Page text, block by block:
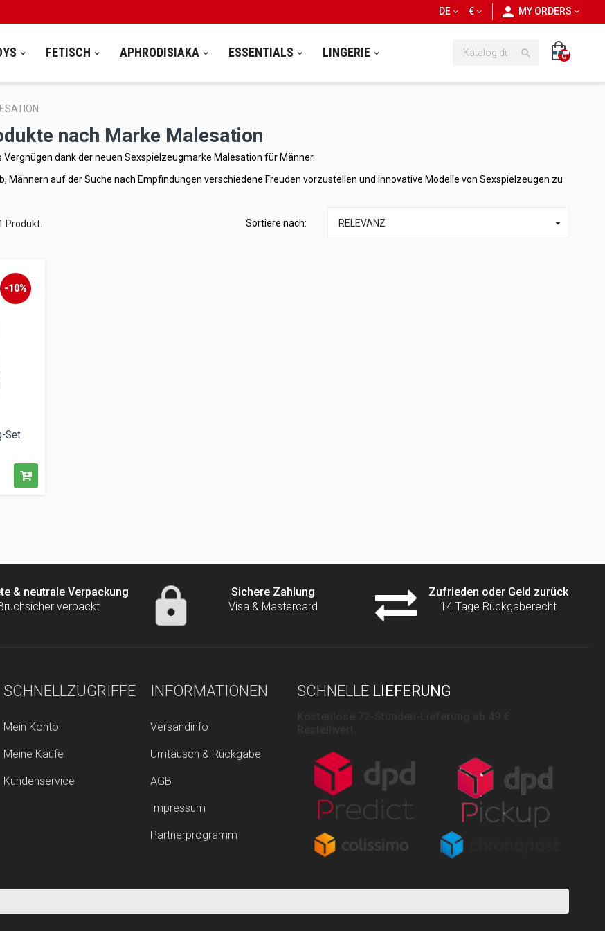
personnMY ORDERS
€
DE
FETISCH APHRODISIAKA ESSENTIALS LINGERIE  0
nach Marke Malesation
dank der neuen Sexspielzeugmarke Malesation für Männer.
Männern auf der Suche nach Empfindungen verschiedene Freuden vorzustellen und innovative Modelle von Sexspielzeugen zu
Produkt. Sortiere nach: RELEVANZ 
-10%
Set
& neutrale Verpackung
verpackt
Sichere Zahlung
Visa & Mastercard
Zufrieden oder Geld zurück
14 Tage Rückgaberecht
SCHNELLZUGRIFFE
Mein Konto
Meine Käufe
Kundenservice
INFORMATIONEN
Versandinfo
Umtausch & Rückgabe
AGB
Impressum
Partnerprogramm
SCHNELLE LIEFERUNG